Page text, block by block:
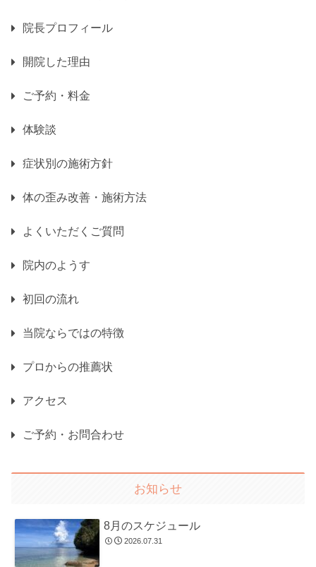
院長プロフィール
開院した理由
ご予約・料金
体験談
症状別の施術方針
体の歪み改善・施術方法
よくいただくご質問
院内のようす
初回の流れ
当院ならではの特徴
プロからの推薦状
アクセス
ご予約・お問合わせ
お知らせ
8月のスケジュール
2026.07.31